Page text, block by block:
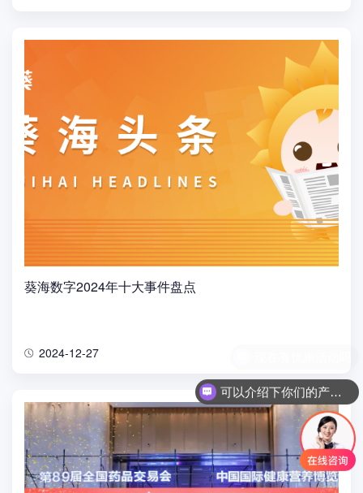
葵海数字2024年十大事件盘点
2024-12-27
可以介绍下你们的产品么